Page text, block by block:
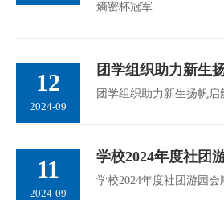
熵密杯冠军
12
2024-09
团学组织助力新生
团学组织助力新生扬帆启
11
2024-09
学校2024年度社团
学校2024年度社团游园会